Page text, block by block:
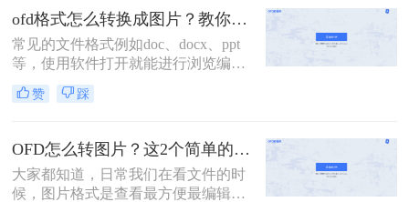
况。OFD文件可以说是中国版的
PDF，今天就来给大家分享ofd文件转
换成jpg图片格式的小技巧，有需要的
小伙伴一起来了解一下吧～
ofd格式怎么转换成图片？教你2个ofd转图片的方法
常见的文件格式例如doc、docx、ppt
等，使用软件打开就能进行浏览编
辑。但是像OFD文件可能就会出现软
件无法打开文件的情况。OFD文件可
家分享ofd格式怎么转换成图片的小技
巧，有需要的小伙伴一起来了解一下
吧～
赞 踩
OFD怎么转图片？这2个简单的方法快试试吧！
大家都知道，日常我们在看文件的时
候，图片格式是查看最方便最编辑